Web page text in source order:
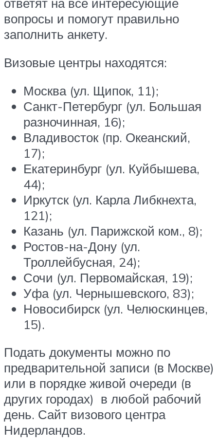
вопросы и помогут правильно
заполнить анкету.
Визовые центры находятся:
Москва (ул. Щипок, 11);
Санкт-Петербург (ул. Большая
разночинная, 16);
Владивосток (пр. Океанский,
17);
Екатеринбург (ул. Куйбышева,
44);
Иркутск (ул. Карла Либкнехта,
121);
Казань (ул. Парижской ком., 8);
Ростов-на-Дону (ул.
Троллейбусная, 24);
Сочи (ул. Первомайская, 19);
Уфа (ул. Чернышевского, 83);
Новосибирск (ул. Челюскинцев,
15).
Подать документы можно по
предварительной записи (в Москве)
или в порядке живой очереди (в
других городах) в любой рабочий
день. Сайт визового центра
Нидерландов.